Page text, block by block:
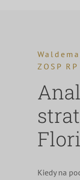
ZOSP RP
Kiedy na